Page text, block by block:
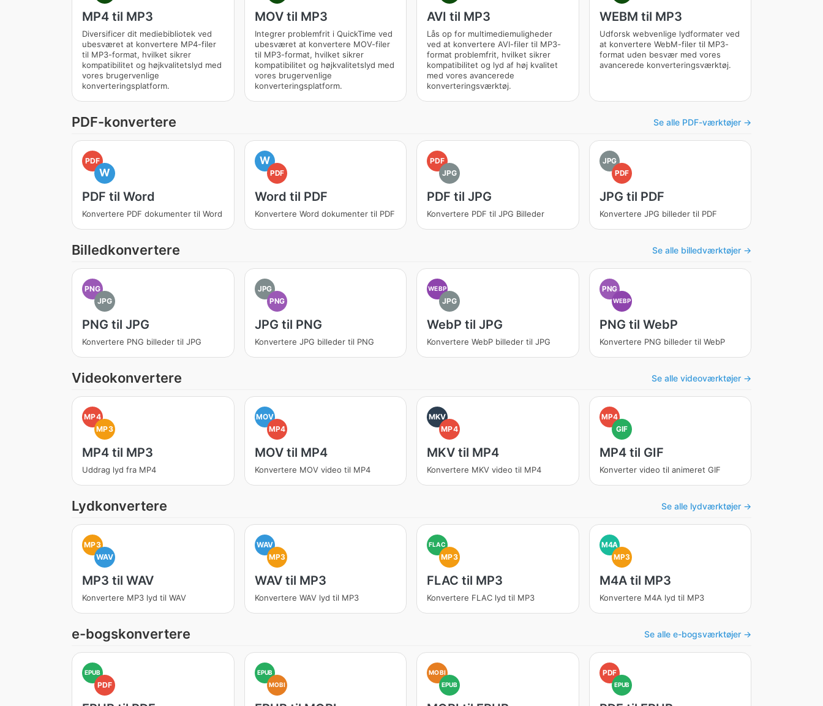
MP4 til MP3
Diversificer dit mediebibliotek ved
ubesværet at konvertere MP4-filer
til MP3-format, hvilket sikrer
kompatibilitet og højkvalitetslyd med
vores brugervenlige
konverteringsplatform.
MOV til MP3
Integrer problemfrit i QuickTime ved
ubesværet at konvertere MOV-filer
til MP3-format, hvilket sikrer
kompatibilitet og højkvalitetslyd med
vores brugervenlige
konverteringsplatform.
AVI til MP3
Lås op for multimediemuligheder
ved at konvertere AVI-filer til MP3-
format problemfrit, hvilket sikrer
kompatibilitet og lyd af høj kvalitet
med vores avancerede
konverteringsværktøj.
WEBM til MP3
Udforsk webvenlige lydformater ved
at konvertere WebM-filer til MP3-
format uden besvær med vores
avancerede konverteringsværktøj.
PDF-konvertere Se alle PDF-værktøjer →
PDF
W
PDF til Word
Konvertere PDF dokumenter til Word
W
PDF
Word til PDF
Konvertere Word dokumenter til PDF
PDF
JPG
PDF til JPG
Konvertere PDF til JPG Billeder
JPG
PDF
JPG til PDF
Konvertere JPG billeder til PDF
Billedkonvertere Se alle billedværktøjer →
PNG
JPG
PNG til JPG
Konvertere PNG billeder til JPG
JPG
PNG
JPG til PNG
Konvertere JPG billeder til PNG
WEBP
JPG
WebP til JPG
Konvertere WebP billeder til JPG
PNG
WEBP
PNG til WebP
Konvertere PNG billeder til WebP
Videokonvertere Se alle videoværktøjer →
MP4
MP3
MP4 til MP3
Uddrag lyd fra MP4
MOV
MP4
MOV til MP4
Konvertere MOV video til MP4
MKV
MP4
MKV til MP4
Konvertere MKV video til MP4
MP4
GIF
MP4 til GIF
Konverter video til animeret GIF
Lydkonvertere Se alle lydværktøjer →
MP3
WAV
MP3 til WAV
Konvertere MP3 lyd til WAV
WAV
MP3
WAV til MP3
Konvertere WAV lyd til MP3
FLAC
MP3
FLAC til MP3
Konvertere FLAC lyd til MP3
M4A
MP3
M4A til MP3
Konvertere M4A lyd til MP3
e-bogskonvertere Se alle e-bogsværktøjer →
EPUB
PDF
EPUB
MOBI
MOBI
EPUB
PDF
EPUB